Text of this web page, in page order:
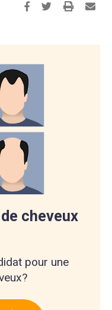
cheveux
pour une